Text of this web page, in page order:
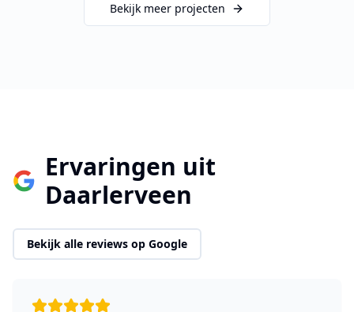
Bekijk meer projecten
Ervaringen uit
Daarlerveen
Bekijk alle reviews op Google